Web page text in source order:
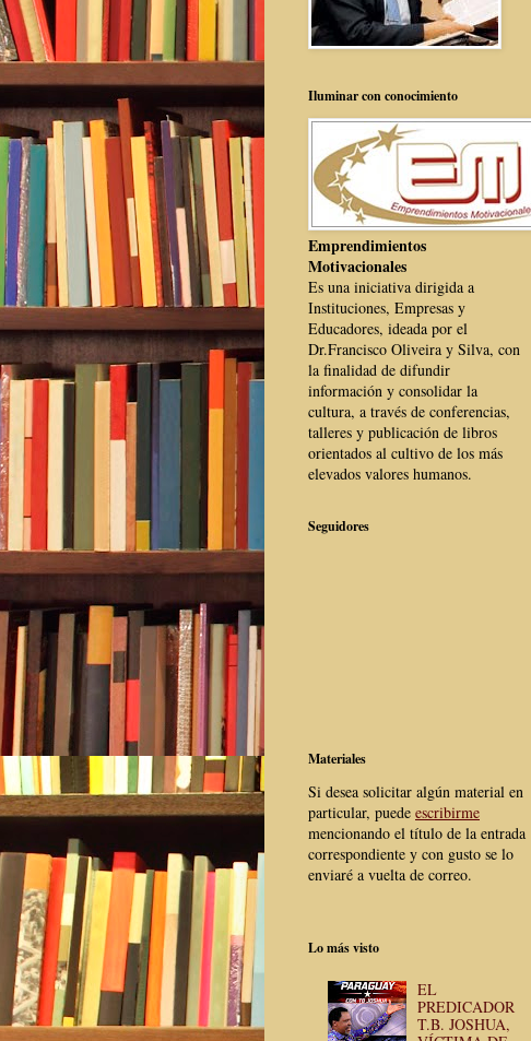
Iluminar con conocimiento
Emprendimientos
Motivacionales
Es una iniciativa dirigida a
Instituciones, Empresas y
Educadores, ideada por el
Dr.Francisco Oliveira y Silva, con
la finalidad de difundir
información y consolidar la
cultura, a través de conferencias,
talleres y publicación de libros
orientados al cultivo de los más
elevados valores humanos.
Seguidores
Materiales
Si desea solicitar algún material en
particular, puede escribirme
mencionando el título de la entrada
correspondiente y con gusto se lo
enviaré a vuelta de correo.
Lo más visto
EL
PREDICADOR
T.B. JOSHUA,